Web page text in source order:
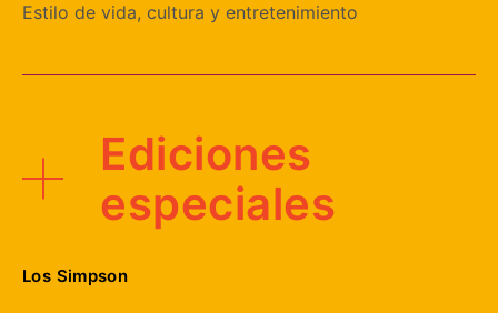
Estilo de vida, cultura y entretenimiento
Ediciones
especiales
Los Simpson